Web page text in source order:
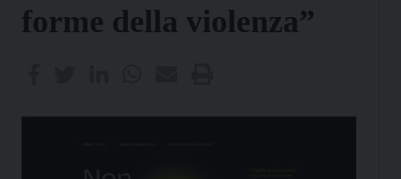
forme della violenza”